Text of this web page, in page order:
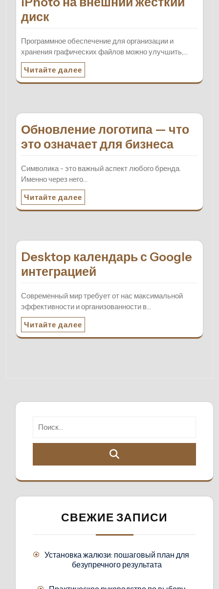
диск
Программное обеспечение для организации и
хранения графических файлов можно улучшить,…
Читайте далее
Обновление логотипа — что
это означает для бизнеса
Символика - это важный аспект любого бренда.
Именно через него…
Читайте далее
Desktop календарь с Google
интеграцией
Современный мир требует от нас максимальной
эффективности и организованности в…
Читайте далее
СВЕЖИЕ ЗАПИСИ
Установка жалюзи: пошаговый план для
безупречного результата